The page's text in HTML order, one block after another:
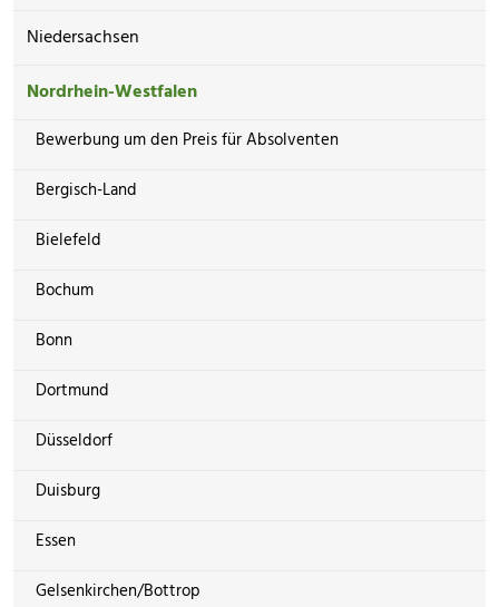
Niedersachsen
Nordrhein-Westfalen
Bewerbung um den Preis für Absolventen
Bergisch-Land
Bielefeld
Bochum
Bonn
Dortmund
Düsseldorf
Duisburg
Essen
Gelsenkirchen/Bottrop